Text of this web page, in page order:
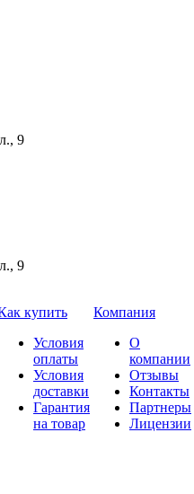
9
9
купить
Условия
оплаты
Условия
доставки
Гарантия
на товар
Компания
О
компании
Отзывы
Контакты
Партнеры
Лицензии